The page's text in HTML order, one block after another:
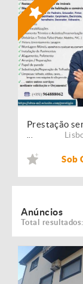
Sob
Anúncios
Total